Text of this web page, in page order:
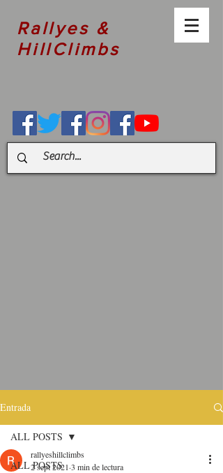
Rallyes &
HillClimbs
Entrada
ALL POSTS
ALL POSTS
rallyeshillclimbs
2 sept 2021 3 min de lectura